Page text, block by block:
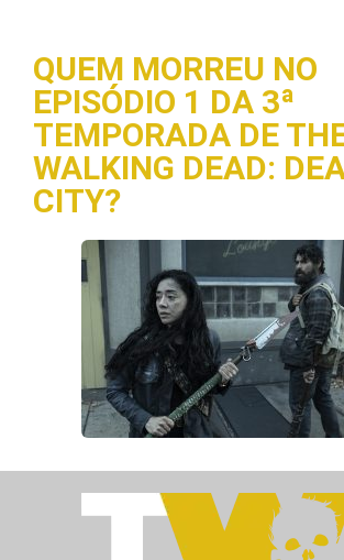
QUEM MORREU NO
EPISÓDIO 1 DA 3ª
TEMPORADA DE
WALKING DEAD:
CITY?